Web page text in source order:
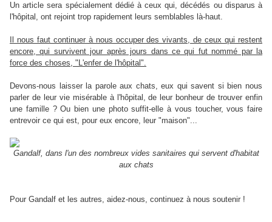
Un article sera spécialement dédié à ceux qui, décédés ou disparus à
l'hôpital, ont rejoint trop rapidement leurs semblables là-haut.
Il nous faut continuer à nous occuper des vivants, de ceux qui restent
encore, qui survivent jour après jours dans ce qui fut nommé par la
force des choses, "L'enfer de l'hôpital".
Devons-nous laisser la parole aux chats, eux qui savent si bien nous
parler de leur vie misérable à l'hôpital, de leur bonheur de trouver enfin
une famille ? Ou bien une photo suffit-elle à vous toucher, vous faire
entrevoir ce qui est, pour eux encore, leur "maison"...
Gandalf, dans l'un des nombreux vides sanitaires qui servent d'habitat
aux chats
Pour Gandalf et les autres, aidez-nous, continuez à nous soutenir !